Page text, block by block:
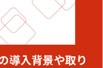
導入背景や取り